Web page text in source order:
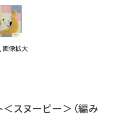
画像拡大
スヌーピー＞（編み